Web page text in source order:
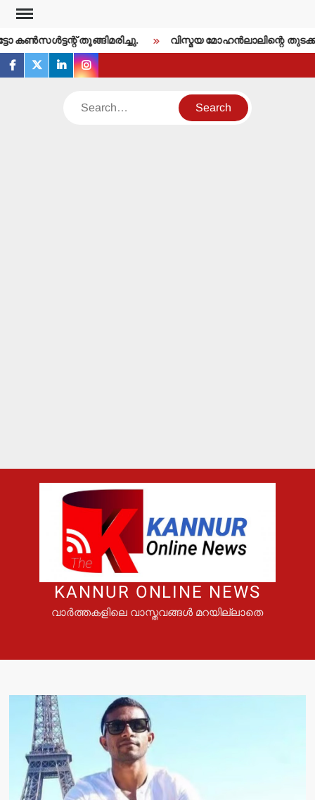
Skip
contentകണ്‍സള്‍ട്ടന്റ് തൂങ്ങിമരിച്ചു. വിസ്മയ മോഹന്‍ലാലിന്റെ
facebook
twitterlinkedininstagram
Search
KANNUR ONLINE NEWS
വാർത്തകളിലെ വാസ്തവങ്ങൾ മറയില്ലാതെ